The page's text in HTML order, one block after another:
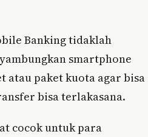
Banking tidaklah
smartphone
atau paket kuota agar bisa
bisa terlakasana.
cocok untuk para